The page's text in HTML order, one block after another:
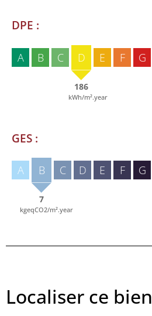
DPE :
A B C D
186
kWh/m².year
E F G
GES :
A B
7
kgeqCO2/m².year
C D E F G
Localiser ce bien